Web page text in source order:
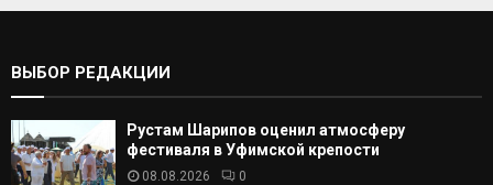
С
А
ВЫБОР РЕДАКЦИИ
Рустам Шарипов оценил атмосферу
фестиваля в Уфимской крепости
08.08.2026 0